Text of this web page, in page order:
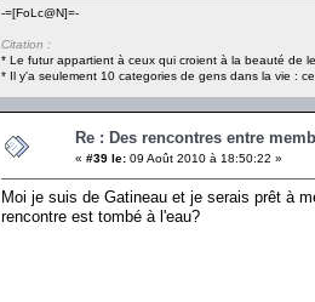
-=[FoLc@N]=-
Citation :
* Le futur appartient à ceux qui croient à la beauté de
* Il y'a seulement 10 categories de gens dans la vie :
Re : Des rencontres entre
« #39 le: 09 Août 2010 à 18:50:22 »
Moi je suis de Gatineau et je serais prêt à
rencontre est tombé à l'eau?